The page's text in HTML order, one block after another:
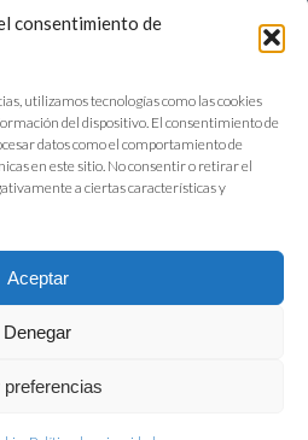
consentimiento de
utilizamos tecnologías como las cookies
del dispositivo. El consentimiento de
datos como el comportamiento de
en este sitio. No consentir o retirar el
a ciertas características y
Aceptar
Denegar
preferenciasde la Alimentación y Bebidas